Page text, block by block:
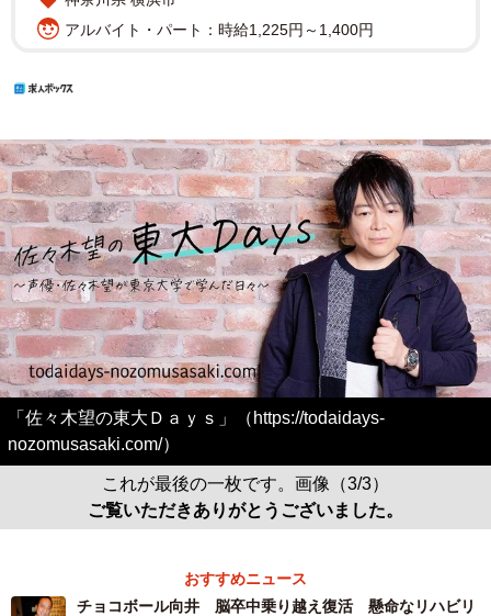
アルバイト・パート：時給1,225円～1,400円
「佐々木望の東大Ｄａｙｓ」（https://todaidays-
nozomusasaki.com/）
これが最後の一枚です。画像（3/3）
ご覧いただきありがとうございました。
おすすめニュース
チョコボール向井 脳卒中乗り越え復活 懸命なリハビリ